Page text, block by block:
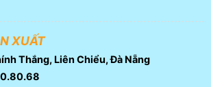
XUẤT
Thắng, Liên Chiểu, Đà Nẵng